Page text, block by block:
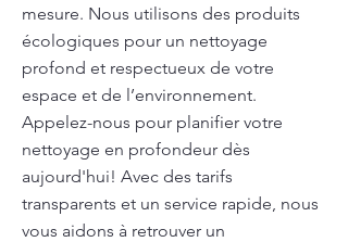
mesure. Nous utilisons des produits
écologiques pour un nettoyage
profond et respectueux de votre
espace et de l’environnement.
Appelez-nous pour planifier votre
nettoyage en profondeur dès
aujourd'hui! Avec des tarifs
transparents et un service rapide, nous
vous aidons à retrouver un